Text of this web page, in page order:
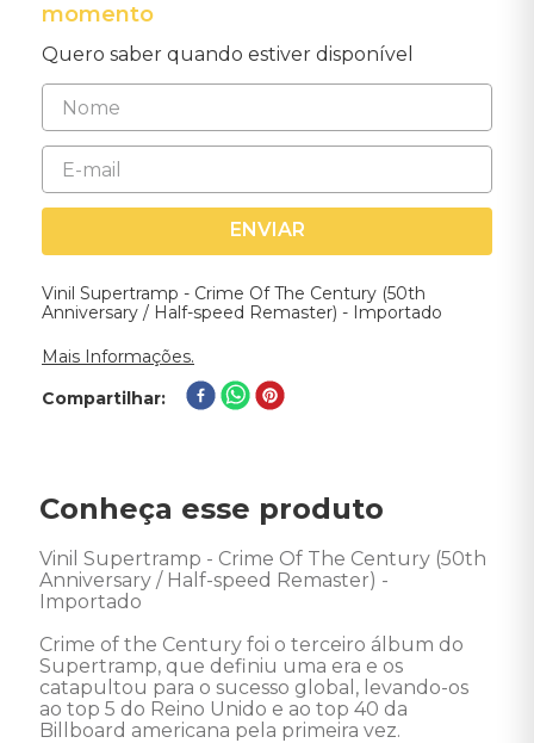
momento
Quero saber quando estiver disponível
ENVIAR
Vinil Supertramp - Crime Of The Century (50th
Anniversary / Half-speed Remaster) - Importado
Mais Informações.
Compartilhar
Conheça esse produto
Vinil Supertramp - Crime Of The Century (50th
Anniversary / Half-speed Remaster) -
Importado
Crime of the Century foi o terceiro álbum do
Supertramp, que definiu uma era e os
catapultou para o sucesso global, levando-os
ao top 5 do Reino Unido e ao top 40 da
Billboard americana pela primeira vez.